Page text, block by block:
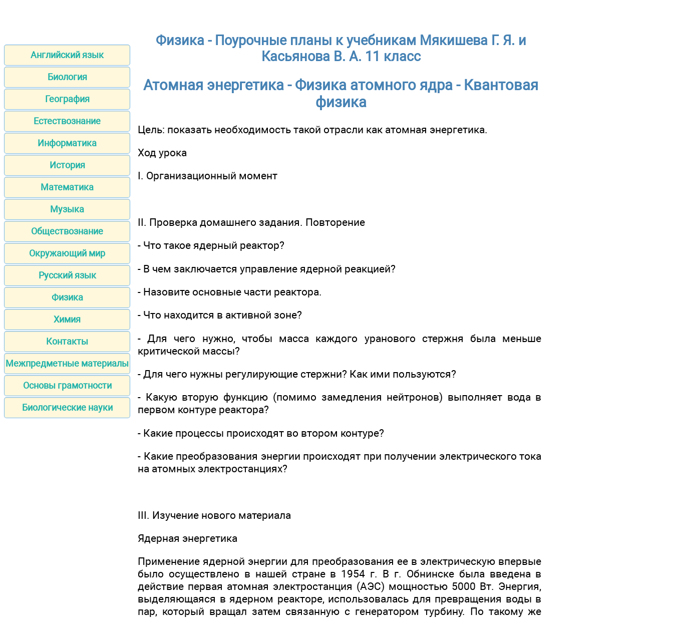
Английский язык
Биология
География
Естествознание
Информатика
История
Математика
Музыка
Обществознание
Окружающий мир
Русский язык
Физика
Химия
Контакты
Межпредметные материалы
Основы грамотности
Биологические науки
Физика - Поурочные планы к учебникам Мякишева Г. Я. и
Касьянова В. А. 11 класс
Атомная энергетика - Физика атомного ядра - Квантовая
физика
Цель: показать необходимость такой отрасли как атомная энергетика.
Ход урока
I. Организационный момент
II. Проверка домашнего задания. Повторение
- Что такое ядерный реактор?
- В чем заключается управление ядерной реакцией?
- Назовите основные части реактора.
- Что находится в активной зоне?
- Для чего нужно, чтобы масса каждого уранового стержня была меньше
критической массы?
- Для чего нужны регулирующие стержни? Как ими пользуются?
- Какую вторую функцию (помимо замедления нейтронов) выполняет вода в
первом контуре реактора?
- Какие процессы происходят во втором контуре?
- Какие преобразования энергии происходят при получении электрического тока
на атомных электростанциях?
III. Изучение нового материала
Ядерная энергетика
Применение ядерной энергии для преобразования ее в электрическую впервые
было осуществлено в нашей стране в 1954 г. В г. Обнинске была введена в
действие первая атомная электростанция (АЭС) мощностью 5000 Вт. Энергия,
выделяющаяся в ядерном реакторе, использовалась для превращения воды в
пар, который вращал затем связанную с генератором турбину. По такому же